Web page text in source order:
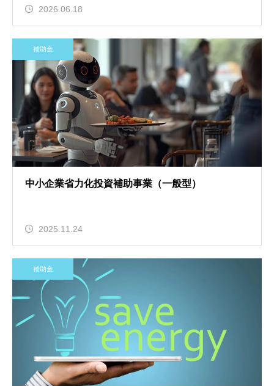
2026.06.18
補助金
中小企業省力化投資補助事業（一般型）
2025.11.24
補助金